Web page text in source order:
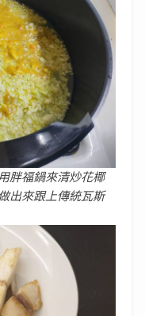
胖福鍋來清炒花椰
出來跟上傳統瓦斯